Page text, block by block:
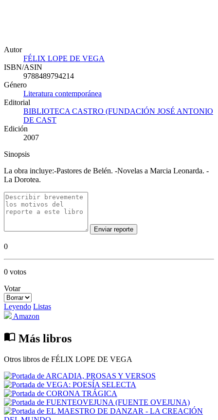
Autor
FÉLIX LOPE DE VEGA
ISBN/ASIN
9788489794214
Género
Literatura contemporánea
Editorial
BIBLIOTECA CASTRO (FUNDACIÓN JOSÉ ANTONIO
DE CAST
Edición
2007
Sinopsis
La obra incluye:-Pastores de Belén. -Novelas a Marcia Leonarda. -
La Dorotea.
Enviar reporte
0
0 votos
Votar
Leyendo Listas
Amazon
import_contacts Más libros
Otros libros de FÉLIX LOPE DE VEGA